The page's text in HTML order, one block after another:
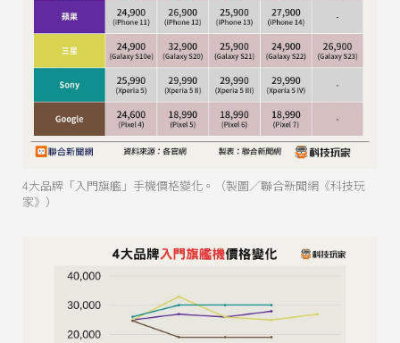
4大品牌「入門旗艦」手機價格變化。（製圖／聯合新聞網《科技玩
家》）